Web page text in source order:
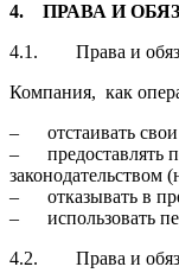
4. ПРАВА И
4.1. Права и
Компания, как
– отстаивать свои
– предоставлять
законодательством
– отказывать в
– использовать
4.2. Права и